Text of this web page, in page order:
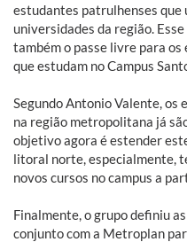
estudantes patrulhenses
universidades da região.
também o passe livre para
que estudam no Campus
Segundo Antonio Valente, os
na região metropolitana já
objetivo agora é estender
litoral norte, especialmente,
novos cursos no campus a
Finalmente, o grupo definiu
conjunto com a Metroplan